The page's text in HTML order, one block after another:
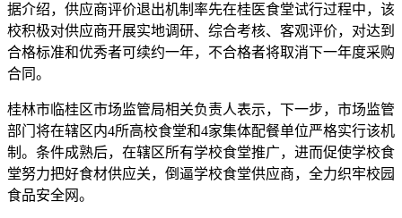
据介绍，供应商评价退出机制率先在桂医食堂试行过程中，该
校积极对供应商开展实地调研、综合考核、客观评价，对达到
合格标准和优秀者可续约一年，不合格者将取消下一年度采购
合同。
桂林市临桂区市场监管局相关负责人表示，下一步，市场监管
部门将在辖区内4所高校食堂和4家集体配餐单位严格实行该机
制。条件成熟后，在辖区所有学校食堂推广，进而促使学校食
堂努力把好食材供应关，倒逼学校食堂供应商，全力织牢校园
食品安全网。